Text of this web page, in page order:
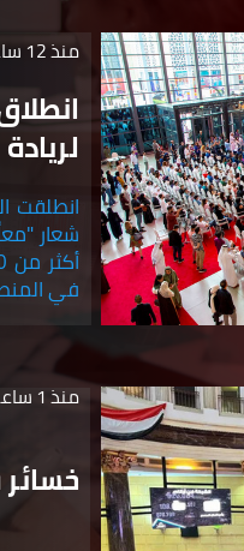
منذ 12 ساعة
شعار
في المنطقة
منذ 1 ساعة